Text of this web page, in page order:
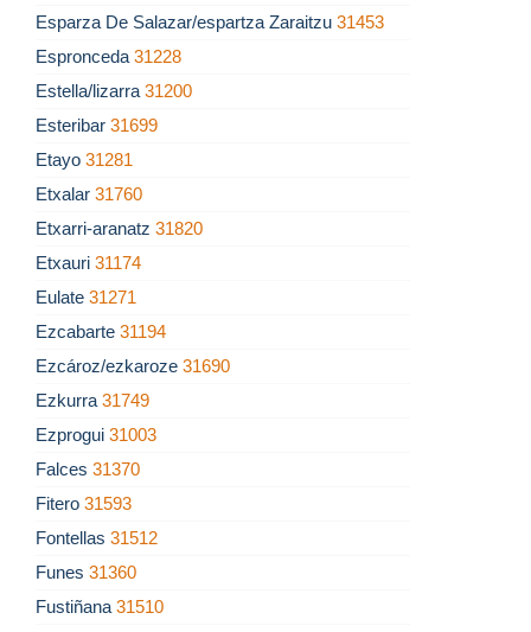
Esparza De Salazar/espartza Zaraitzu 31453
Espronceda 31228
Estella/lizarra 31200
Esteribar 31699
Etayo 31281
Etxalar 31760
Etxarri-aranatz 31820
Etxauri 31174
Eulate 31271
Ezcabarte 31194
Ezcároz/ezkaroze 31690
Ezkurra 31749
Ezprogui 31003
Falces 31370
Fitero 31593
Fontellas 31512
Funes 31360
Fustiñana 31510